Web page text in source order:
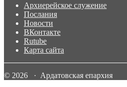
Архиерейское служение
Послания
Новости
ВКонтакте
Rutube
Карта сайта
© 2026 · Ардатовская епархия